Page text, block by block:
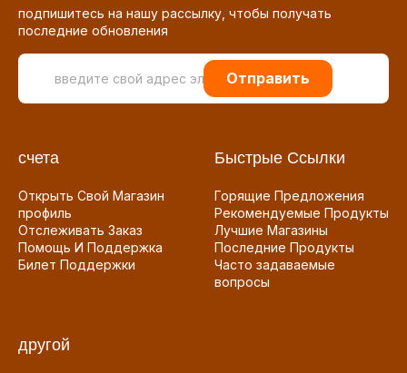
подпишитесь на нашу рассылку, чтобы получать
последние обновления
Отправить
счета
Открыть Свой Магазин
профиль
Отслеживать Заказ
Помощь И Поддержка
Билет Поддержки
Быстрые Ссылки
Горящие Предложения
Рекомендуемые Продукты
Лучшие Магазины
Последние Продукты
Часто задаваемые
вопросы
другой